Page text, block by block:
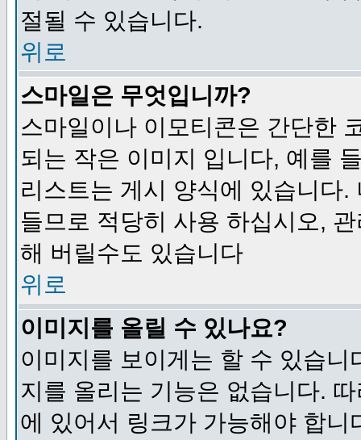
절될 수 있습니다.
위로
스마일은 무엇입니까?
스마일이나 이모티콘은 간단한
되는 작은 이미지 입니다, 예를
리스트는 게시 양식에 있습니다
들므로 적당히 사용 하십시오,
해 버릴수도 있습니다
위로
이미지를 올릴 수 있나요?
이미지를 보이게는 할 수 있습
지를 올리는 기능은 없습니다.
에 있어서 링크가 가능해야 합